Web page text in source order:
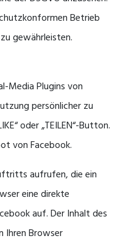
Betrieb
gewährleisten.
Media Plugins von
persönlicher zu
oder „TEILEN“-Button.
von Facebook.
aufrufen, die ein
eine direkte
auf. Der Inhalt des
Ihren Browser